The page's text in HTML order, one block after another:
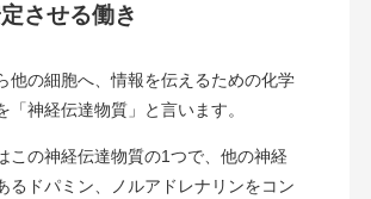
させる働き
他の細胞へ、情報を伝えるための化学
「神経伝達物質」と言います。
この神経伝達物質の1つで、他の神経
るドパミン、ノルアドレナリンをコン